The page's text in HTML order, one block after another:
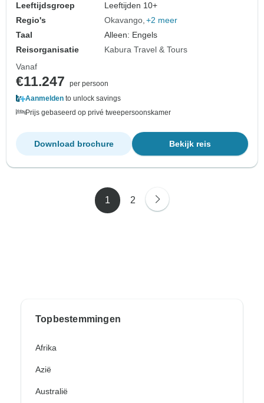
Leeftijdsgroep
Leeftijden 10+
Regio's
Okavango +2 meer
Taal
Alleen: Engels
Reisorganisatie
Kabura Travel & Tours
Vanaf
€11.247
per persoon
Aanmelden to unlock savings
Prijs gebaseerd op privé tweepersoonskamer
Bekijk reis
Download brochure
1 2
Topbestemmingen
Afrika
Azië
Australië